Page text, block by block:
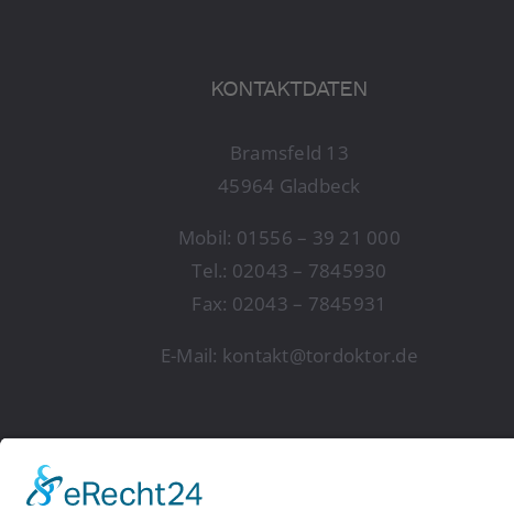
KONTAKTDATEN
Bramsfeld 13
45964 Gladbeck
Mobil: 01556 – 39 21 000
Tel.: 02043 – 7845930
Fax: 02043 – 7845931
E-Mail: kontakt@tordoktor.de